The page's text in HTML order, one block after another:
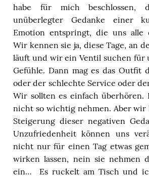
habe für mich beschlossen,
unüberlegter Gedanke einer
Emotion entspringt, die uns alle
Wir kennen sie ja, diese Tage, an
läuft und wir ein Ventil suchen für
Gefühle. Dann mag es das Outfit
oder der schlechte Service oder
Wir sollten es einfach überhören.
nicht so wichtig nehmen. Aber wir
Steigerung dieser negativen
Unzufriedenheit können uns
nicht nur für einen Tag etwas
wirken lassen, nein sie nehmen
ein… Es ruckelt am Tisch und